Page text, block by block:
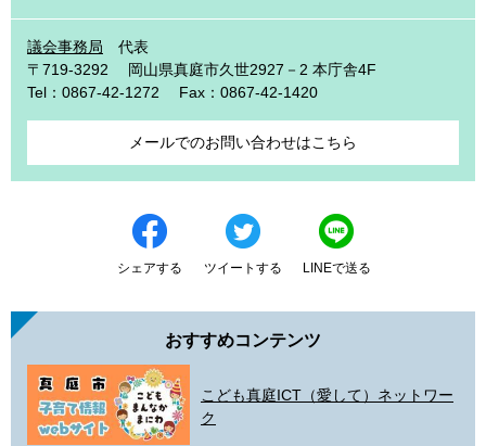
議会事務局
代表
〒719-3292
岡山県真庭市久世2927－2 本庁舎4F
Tel：0867-42-1272
Fax：0867-42-1420
メールでのお問い合わせはこちら
シェアする ツイートする LINEで送る
おすすめコンテンツ
こども真庭ICT（愛して）ネットワー
ク